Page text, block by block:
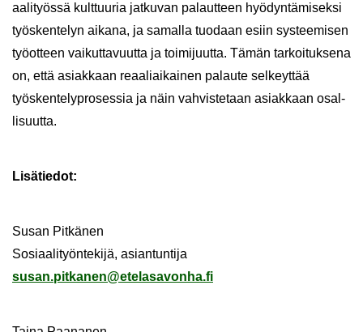
aa­li­työs­sä kult­tuu­ria jat­ku­van pa­laut­teen hyö­dyn­tä­mi­sek­si
työs­ken­te­lyn ai­ka­na, ja sa­mal­la tuo­daan esiin sys­tee­mi­sen
työ­ot­teen vai­kut­ta­vuut­ta ja toi­mi­juut­ta. Tämän tar­koi­tuk­se­na
on, että asiak­kaan re­aa­liai­kai­nen pa­lau­te sel­keyt­tää
työskentelyprosessia​ ja näin vah­vis­te­taan asiak­kaan osal­
li­suut­ta.
Li­sä­tie­dot:
Susan Pit­kä­nen
So­si­aa­li­työn­te­ki­jä, asian­tun­ti­ja
susan.pit­ka­nen@ete­la­sa­von­ha.fi